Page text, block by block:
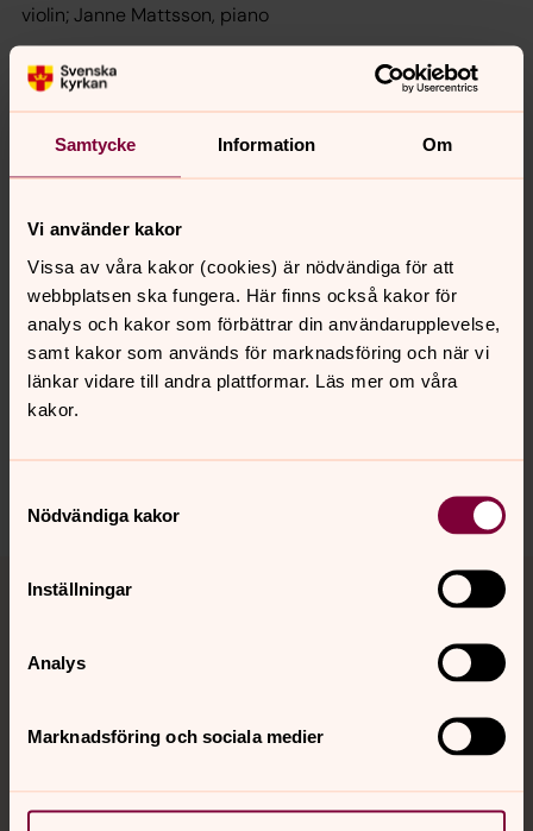
Samtycke Information Om
Vi använder kakor
Vissa av våra kakor (cookies) är nödvändiga för att
webbplatsen ska fungera. Här finns också kakor för
analys och kakor som förbättrar din användarupplevelse,
samt kakor som används för marknadsföring och när vi
länkar vidare till andra plattformar. Läs mer om våra
kakor.
Nödvändiga kakor
Inställningar
Analys
Marknadsföring och sociala medier
violin; Janne Mattsson, piano
17.00: Charlotta Dufmats och Fredagsbandet
18.00 Valmusik i Lillkyrkan
Stämningsfull levande musik för
Thomas Lundmark, kyrkomusiker
Senast ändrad 10 september 2025
Synpunkter eller frågor på sidans
innehåll?